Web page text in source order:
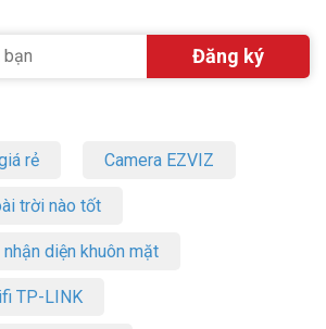
rẻ Camera EZVIZ
trời nào tốt
diện khuôn mặt
TP-LINK